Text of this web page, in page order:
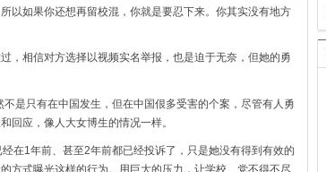
以如果你还想再留校混，你就是要忍下来。你其实没有地方
，相信对方选择以视频实名举报，也是迫于无奈，但她的勇
是只有在中国发生，但在中国佷多受害的个案，尽管有人勇
回应，像人大女博生的情况一样。
在1年前、甚至2年前都已经投诉了，只是她没有得到有效的
方式曝光这样的行为。用巨大的压力，让学校、党不得不尽